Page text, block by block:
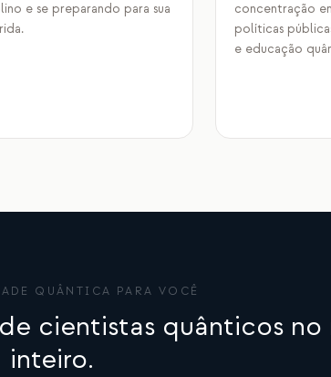
e se preparando para sua
concentração
políticas
e educação
QUÂNTICA PARA VOCÊ
cientistas quânticos no
inteiro.